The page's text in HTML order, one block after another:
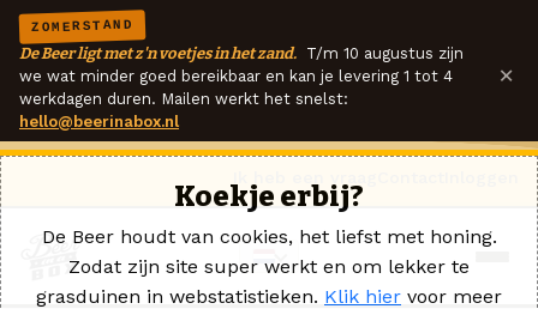
ZOMERSTAND
De Beer ligt met z'n voetjes in het zand. T/m 10 augustus zijn
we wat minder goed bereikbaar en kan je levering 1 tot 4
werkdagen duren. Mailen werkt het snelst:
hello@beerinabox.nl
×
Koekje erbij?
De Beer houdt van cookies, het liefst met honing.
Zodat zijn site super werkt en om lekker te
grasduinen in webstatistieken. Klik hier voor meer